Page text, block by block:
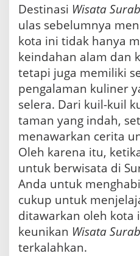
Destinasi Wisata
ulas sebelumnya
kota ini tidak hanya
keindahan alam dan
tetapi juga memiliki
pengalaman kuliner
selera. Dari kuil-kuil
taman yang indah,
menawarkan cerita
Oleh karena itu,
untuk berwisata di
Anda untuk
cukup untuk
ditawarkan oleh kota
keunikan Wisata
terkalahkan.